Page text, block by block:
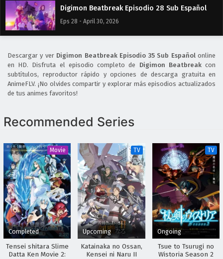
Digimon Beatbreak Episodio 28 Sub Español
Eps 28 - April 30, 2026
Eps 27 - April 30, 2026
Digimon Beatbreak Episodio 26 Sub Español
Digimon Beatbreak Episodio 25 Sub Español
Digimon Beatbreak Episodio 24 Sub Español
Eps 24 - April 30, 2026
Digimon Beatbreak Episodio 23 Sub Español
Eps 23 - April 30, 2026
Digimon Beatbreak Episodio 22 Sub Español
Descargar y ver Digimon Beatbreak Episodio 35 Sub Españolonline
en HD. Disfruta el episodio completo de Digimon Beatbreakcon
subtítulos, reproductor rápido y opciones de descarga gratuita en
AnimeFLV. ¡No olvides compartir y explorar más episodios actualizados
de tus animes favoritos!
Recommended Series
Movie
Completed
Tensei shitara Slime
Datta Ken Movie 2:
TV
Upcoming
Katainaka no Ossan,
Kensei ni Naru II
TV
Ongoing
Tsue to Tsurugi no
Wistoria Season 2